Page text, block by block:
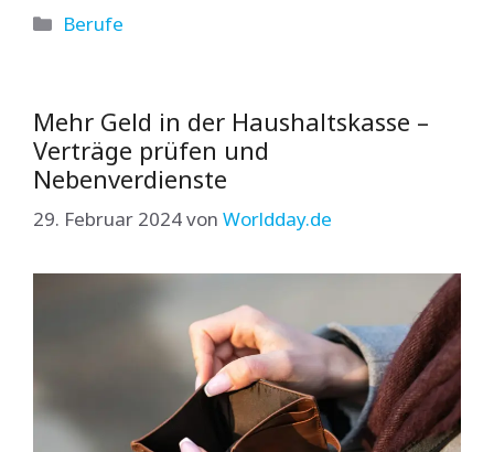
Kategorien
Berufe
Mehr Geld in der Haushaltskasse –
Verträge prüfen und
Nebenverdienste
29. Februar 2024von Worldday.de